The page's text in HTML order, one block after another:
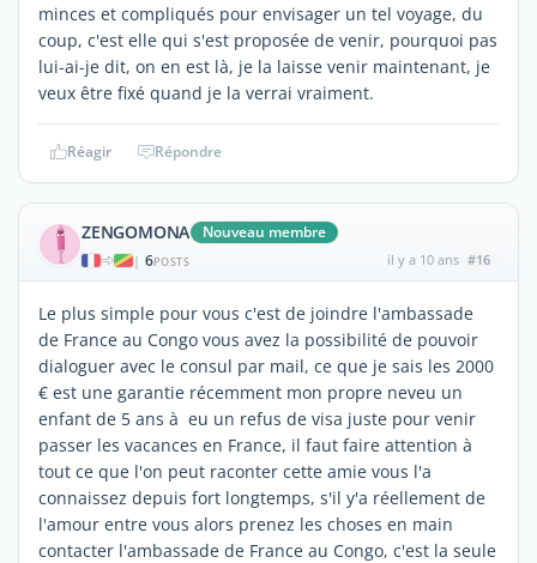
minces et compliqués pour envisager un tel voyage, du
coup, c'est elle qui s'est proposée de venir, pourquoi pas
lui-ai-je dit, on en est là, je la laisse venir maintenant, je
veux être fixé quand je la verrai vraiment.
Réagir Répondre
ZENGOMONA Nouveau membre
| 6POSTS il y a 10 ans #16
Le plus simple pour vous c'est de joindre l'ambassade
de France au Congo vous avez la possibilité de pouvoir
dialoguer avec le consul par mail, ce que je sais les 2000
€ est une garantie récemment mon propre neveu un
enfant de 5 ans à eu un refus de visa juste pour venir
passer les vacances en France, il faut faire attention à
tout ce que l'on peut raconter cette amie vous l'a
connaissez depuis fort longtemps, s'il y'a réellement de
l'amour entre vous alors prenez les choses en main
contacter l'ambassade de France au Congo, c'est la seule